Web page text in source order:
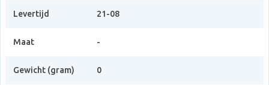
Levertijd 21-08
Maat -
Gewicht (gram) 0